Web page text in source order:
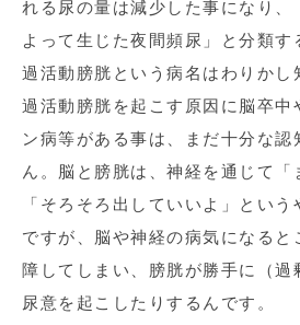
れる尿の量は減少した事になり、
よって生じた夜間頻尿」と分類す
過活動膀胱という病名はわりかし
過活動膀胱を起こす原因に脳卒中
ン病等がある事は、まだ十分な認
ん。脳と膀胱は、神経を通じて「
「そろそろ出していいよ」とい
ですが、脳や神経の病気になると
障してしまい、膀胱が勝手に（過
尿意を起こしたりするんです。